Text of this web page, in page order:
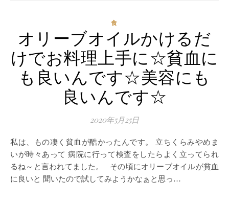
食
オリーブオイルかけるだ
けでお料理上手に☆貧血に
も良いんです☆美容にも
良いんです☆
2020年5月25日
私は、もの凄く貧血が酷かったんです。 立ちくらみやめま
いが時々あって 病院に行って検査をしたらよく立ってられ
るね～と言われてました。 その頃にオリーブオイルが貧血
に良いと 聞いたので試してみようかなぁと思っ…